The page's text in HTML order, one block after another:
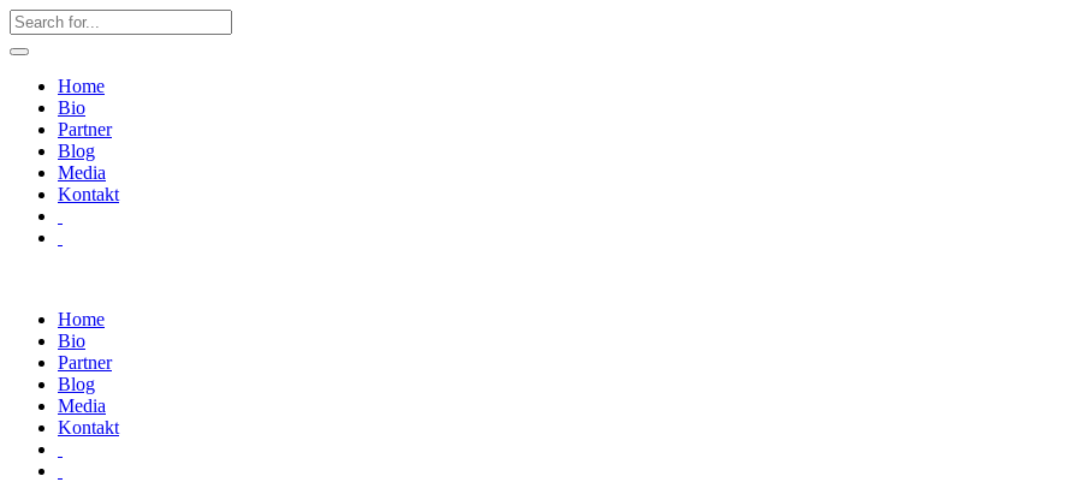
Home
Bio
Partner
Blog
Media
Kontakt
Home
Bio
Partner
Blog
Media
Kontakt